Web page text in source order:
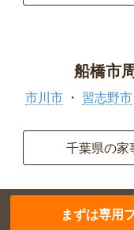
船橋市
市川市 習志野市
千葉県の家
まずは専用